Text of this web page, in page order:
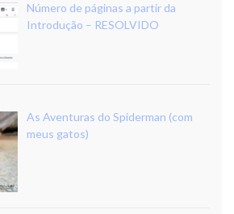
Número de páginas a partir da
Introdução – RESOLVIDO
As Aventuras do Spiderman (com
meus gatos)